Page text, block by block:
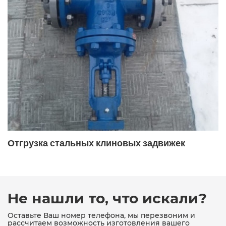
19с38нж межфланцевый
19с38нж под приварку
19с38нж фланцевый 19с47нж
19с47нж ДУ400 19с53нж
19с53нж ду100 ру40 19с53нж ду50
19с53нж ду80 19с53нж ду80 ру40
19с76нж 19с76нж ду80 ру16
19с76нж поворотный
19ч16бр ДУ150 19ч21бр ду100
19ч21бр ду100 ру16 19ч21бр ду150
Отгрузка стальных клиновых задвижек
Не нашли то, что искали?
Оставьте Ваш номер телефона, мы перезвоним и
рассчитаем возможность изготовления вашего